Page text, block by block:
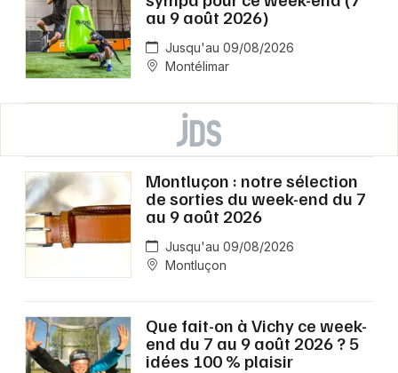
au 9 août 2026)
Jusqu'au 09/08/2026
Montélimar
Montluçon : notre sélection
de sorties du week-end du 7
au 9 août 2026
Jusqu'au 09/08/2026
Montluçon
Que fait-on à Vichy ce week-
end du 7 au 9 août 2026 ? 5
idées 100 % plaisir